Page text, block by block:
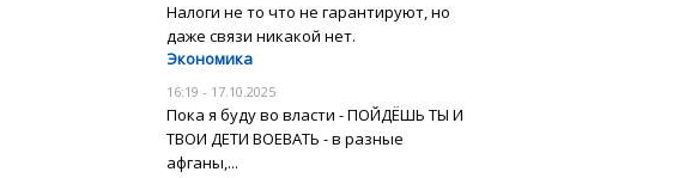
Налоги не то что не гарантируют, но
даже связи никакой нет.
Экономика
16:19 - 17.10.2025
Пока я буду во власти - ПОЙДЁШЬ ТЫ И
ТВОИ ДЕТИ ВОЕВАТЬ - в разные
афганы,...